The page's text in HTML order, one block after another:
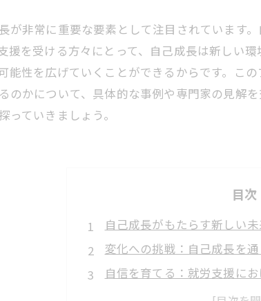
が非常に重要な要素として注目されています
援を受ける方々にとって、自己成長は新しい
能性を広げていくことができるからです。こ
のかについて、具体的な事例や専門家の見解
ていきましょう。
目次
自己成長がもたらす新しい
変化への挑戦：自己成長を
自信を育てる：就労支援に
成功体験の共有：自己成長